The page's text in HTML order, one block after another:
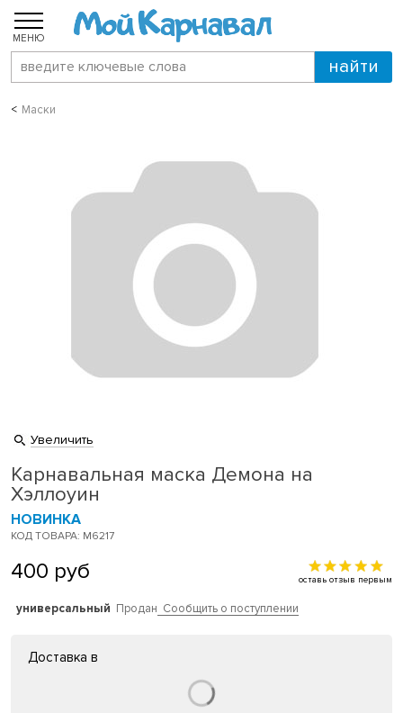
МЕНЮ
Маски
Увеличить
Карнавальная маска Демона на
Хэллоуин
НОВИНКА
КОД ТОВАРА: M6217
400 руб оставь отзыв первым
универсальный Продан Сообщить о поступлении
Доставка в